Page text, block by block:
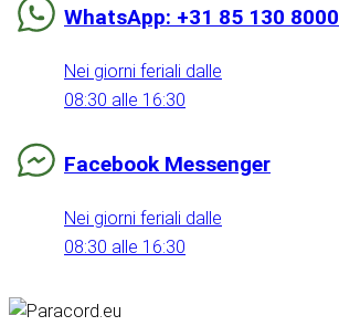
WhatsApp: +31 85 130 8000
Nei giorni feriali dalle
08:30 alle 16:30
Facebook Messenger
Nei giorni feriali dalle
08:30 alle 16:30